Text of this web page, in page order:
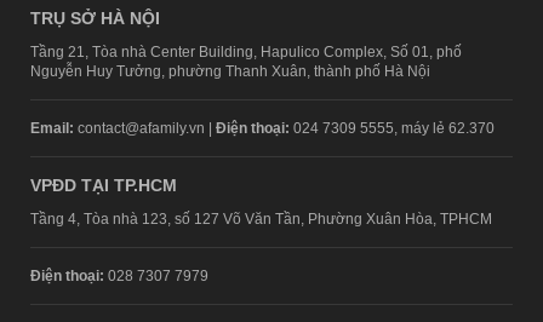
TRỤ SỞ HÀ NỘI
Tầng 21, Tòa nhà Center Building, Hapulico Complex, Số 01, phố
Nguyễn Huy Tưởng, phường Thanh Xuân, thành phố Hà Nội
Email: contact@afamily.vn | Điện thoại: 024 7309 5555, máy lẻ 62.370
VPĐD TẠI TP.HCM
Tầng 4, Tòa nhà 123, số 127 Võ Văn Tần, Phường Xuân Hòa, TPHCM
Điện thoại: 028 7307 7979